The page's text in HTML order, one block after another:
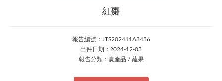
紅棗
報告編號：JTS202411A3436
出件日期：2024-12-03
報告分類：農產品 / 蔬果